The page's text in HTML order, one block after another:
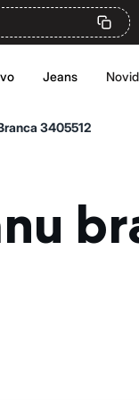
Jeans
3405512